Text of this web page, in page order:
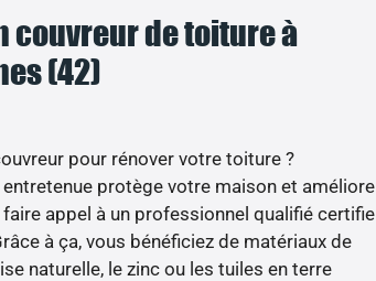
couvreur de toiture à
(42)
pour rénover votre toiture ?
protège votre maison et améliore
appel à un professionnel qualifié certifie
à ça, vous bénéficiez de matériaux de
naturelle, le zinc ou les tuiles en terre